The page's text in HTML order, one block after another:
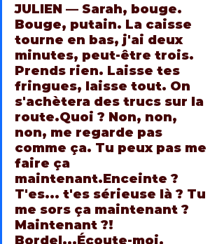
JULIEN — Sarah, bouge.
Bouge, putain. La caisse
tourne en bas, j'ai deux
minutes, peut-être trois.
Prends rien. Laisse tes
fringues, laisse tout. On
s'achètera des trucs sur la
route.Quoi ? Non, non,
non, me regarde pas
comme ça. Tu peux pas me
faire ça
maintenant.Enceinte ?
T'es... t'es sérieuse là ? Tu
me sors ça maintenant ?
Maintenant ?!
Bordel...Écoute-moi.